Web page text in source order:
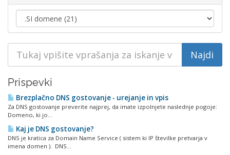
Prispevki
Brezplačno DNS gostovanje - urejanje in vpis
Za DNS gostovanje preverite najprej, da imate izpolnjete naslednje pogoje:
Domeno, ki jo...
Kaj je DNS gostovanje?
DNS je kratica za Domain Name Service ( sistem ki IP številke pretvarja v
imena domen ). DNS...